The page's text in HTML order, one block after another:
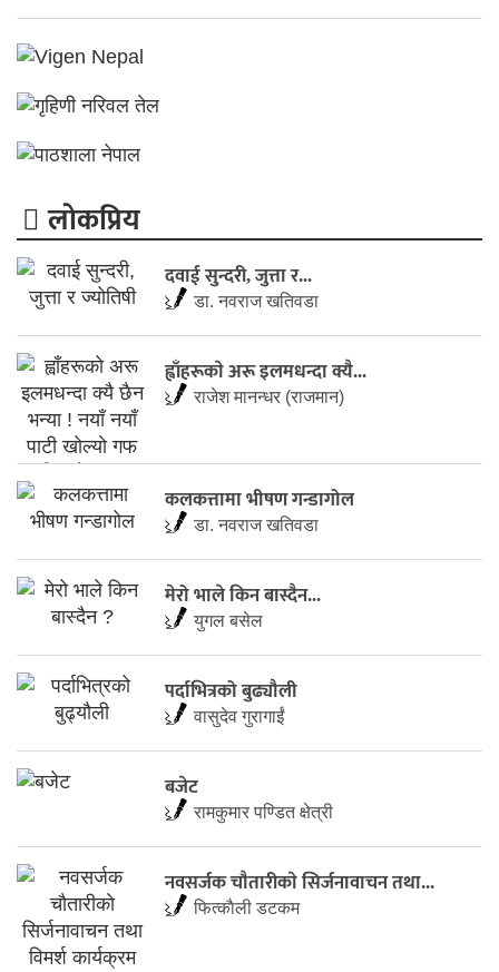
लाेकप्रिय
दवाई सुन्दरी, जुत्ता र...
डा. नवराज खतिवडा
ह्वाँहरूकाे अरू इलमधन्दा क्यै...
राजेश मानन्धर (राजमान)
कलकत्तामा भीषण गन्डागोल
डा. नवराज खतिवडा
मेरो भाले किन बास्दैन...
युगल बसेल
पर्दाभित्रको बुढ्यौली
वासुदेव गुरागाईं
बजेट
रामकुमार पण्डित क्षेत्री
नवसर्जक चाैतारीकाे सिर्जनावाचन तथा...
फित्काैली डटकम